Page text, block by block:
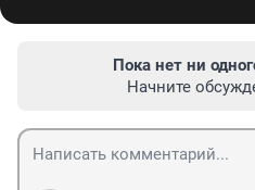
Пока нет ни
Начните